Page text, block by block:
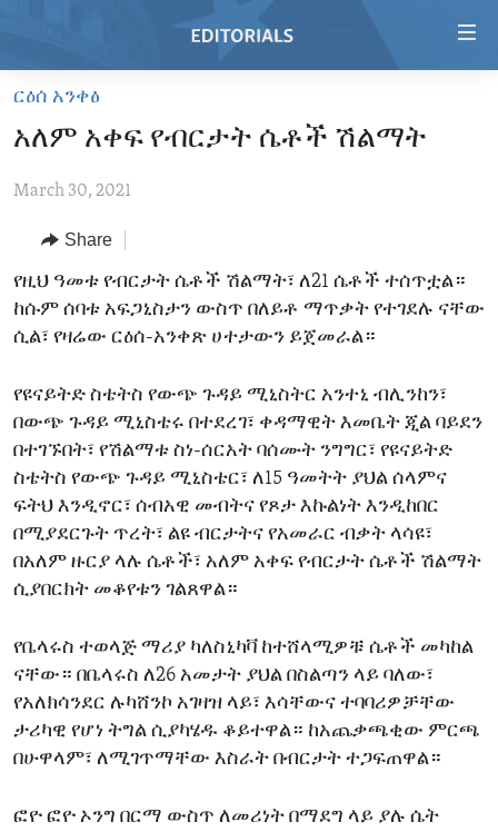
Skip
main
Skip
Navigation
Skip
to
RADIO
REGIONS
AFRICA
AMERICAS
EUROPE
MIDDLE EAST
TOPICS
HUMAN RIGHTS
AID AND DEVELOPMENT
DEMOCRACY AND GOVERNANCE
ECONOMY AND TRADE
IDEALS AND INSTITUTIONS
ARCHIVE
FOLLOW US
ርዕሰ አንቀፅ
አለም አቀፍ የብርታት ሴቶች ሽልማት
March 30, 2021
Share
የዚህ ዓመቱ የብርታት ሴቶች ሽልማት፣ ለ21 ሴቶች ተሰጥቷል።
ከሱም ሰባቱ አፍጋኒስታን ውስጥ በለይቶ ማጥቃት የተገደሉ ናቸው
ሲል፣ የዛሬው ርዕሰ-አንቀጽ ሀተታውን ይጀመራል።
የዩናይትድ ስቴትስ የውጭ ጉዳይ ሚኒስትር አንተኒ ብሊንከን፣
በውጭ ጉዳይ ሚኒስቴሩ በተደረገ፣ ቀዳማዊት እመቤት ጂል ባይደን
በተገኙበት፣ የሽልማቱ ስነ-ሰርአት ባሰሙት ንግግር፣ የዩናይትድ
ስቴትስ የውጭ ጉዳይ ሚኒስቴር፣ ለ15 ዓመትት ያህል ሰላምና
ፍትህ እንዲኖር፣ ሰብአዊ መብትና የጾታ እኩልነት እንዲከበር
በሚያደርጉት ጥረት፣ ልዩ ብርታትና የአመራር ብቃት ላሳዩ፣
በአለም ዙርያ ላሉ ሴቶች፣ አለም አቀፍ የብርታት ሴቶች ሽልማት
ሲያበርክት መቆየቱን ገልጸዋል።
የቤላሩስ ተወላጅ ማሪያ ካለስኒካቫ ከተሸላሚዎቹ ሴቶች መካከል
ናቸው። በቤላሩስ ለ26 አመታት ያህል በስልጣን ላይ ባለው፣
የአለክሳንደር ሉካሸንኮ አገዛዝ ላይ፣ እሳቸውና ተባባሪዎቻቸው
ታሪካዊ የሆነ ትግል ሲያካሄዱ ቆይተዋል። ከአጨቃጫቂው ምርጫ
በሁዋላም፣ ለሚገጥማቸው እስራት በብርታት ተጋፍጠዋል።
ፎዮ ፎዮ ኦንግ በርማ ውስጥ ለመሪነት በማደግ ላይ ያሉ ሴት